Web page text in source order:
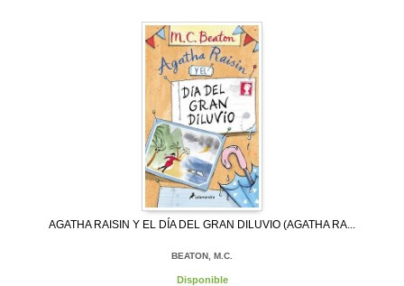
AGATHA RAISIN Y EL DÍA DEL GRAN DILUVIO (AGATHA RA...
BEATON, M.C.
Disponible